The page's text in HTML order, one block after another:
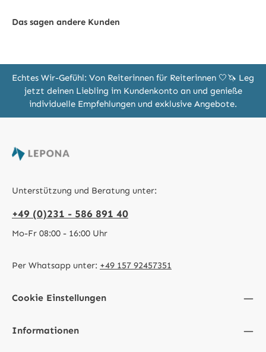
Das sagen andere Kunden
Echtes Wir-Gefühl: Von Reiterinnen für Reiterinnen 🤍🦄 Leg
jetzt deinen Liebling im Kundenkonto an und genieße
individuelle Empfehlungen und exklusive Angebote.
Unterstützung und Beratung unter:
+49 (0)231 - 586 891 40
Mo-Fr 08:00 - 16:00 Uhr
Per Whatsapp unter: +49 157 92457351
Cookie Einstellungen
Informationen